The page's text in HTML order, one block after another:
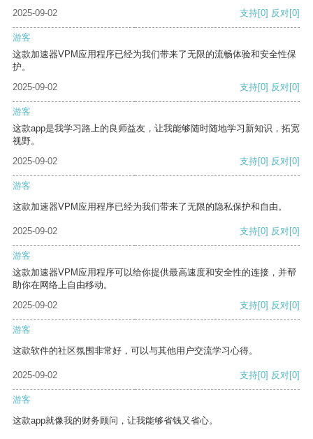
2025-09-02 支持[0] 反对[0]
游客
这款加速器VPM应用程序已经为我们带来了无限的流畅体验和安全性保
护。
2025-09-02
支持[0] 反对[0]
游客
这款app是我学习路上的良师益友，让我能够随时随地学习新知识，拓宽
视野。
2025-09-02
支持[0] 反对[0]
游客
这款加速器VPM应用程序已经为我们带来了无限的隐私保护和自由。
2025-09-02 支持[0] 反对[0]
游客
这款加速器VPM应用程序可以给你提供最高速度和安全性的连接，并帮
助你在网络上自由移动。
2025-09-02
支持[0] 反对[0]
游客
这款软件的社区氛围非常好，可以与其他用户交流学习心得。
2025-09-02 支持[0] 反对[0]
游客
这款app就像我的财务顾问，让我能够省钱又省心。